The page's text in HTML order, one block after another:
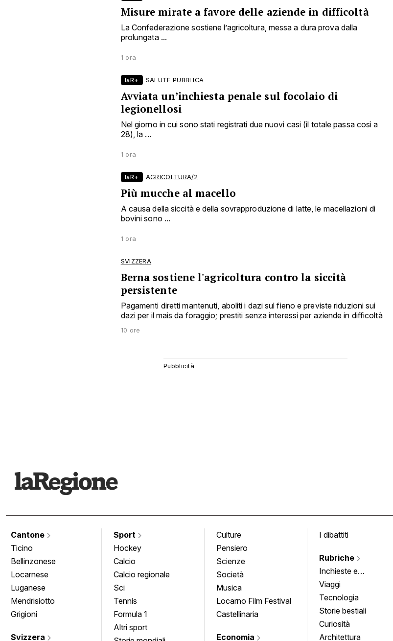
Misure mirate a favore delle aziende in difficoltà
La Confederazione sostiene l’agricoltura, messa a dura prova dalla
prolungata ...
1 ora
laR+ SALUTE PUBBLICA
Avviata un’inchiesta penale sul focolaio di
legionellosi
Nel giorno in cui sono stati registrati due nuovi casi (il totale passa così a
28), la ...
1 ora
laR+ AGRICOLTURA/2
Più mucche al macello
A causa della siccità e della sovrapproduzione di latte, le macellazioni di
bovini sono ...
1 ora
SVIZZERA
Berna sostiene l'agricoltura contro la siccità
persistente
Pagamenti diretti mantenuti, aboliti i dazi sul fieno e previste riduzioni sui
dazi per il mais da foraggio; prestiti senza interessi per aziende in difficoltà
10 ore
Cantone
Ticino
Bellinzonese
Locarnese
Luganese
Mendrisiotto
Grigioni
Svizzera
Sport
Hockey
Calcio
Calcio regionale
Sci
Tennis
Formula 1
Altri sport
Culture
Pensiero
Scienze
Società
Musica
Locarno Film Festival
Castellinaria
Economia
I dibattiti
Rubriche
Inchieste e
approfondimenti
Viaggi
Tecnologia
Storie bestiali
Curiosità
Architettura